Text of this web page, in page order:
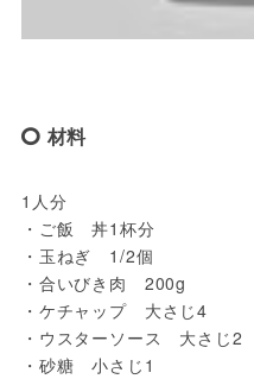
材料
1人分
・ご飯　丼1杯分
・玉ねぎ　1/2個
・合いびき肉　200g
・ケチャップ　大さじ4
・ウスターソース　大さじ2
・砂糖　小さじ1